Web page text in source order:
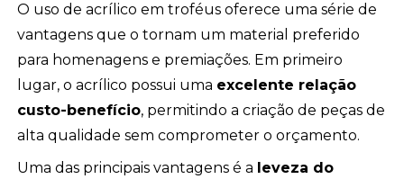
O uso de acrílico em troféus oferece uma série de
vantagens que o tornam um material preferido
para homenagens e premiações. Em primeiro
lugar, o acrílico possui uma excelente relação
custo-benefício, permitindo a criação de peças de
alta qualidade sem comprometer o orçamento.
Uma das principais vantagens é a leveza do